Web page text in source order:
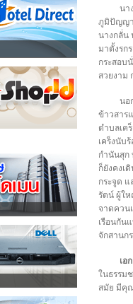
นา
ภูมิปัญญา
นางกลั่น
มาตั้งรก
กระสอบ
สวยงาม
นอ
ข้าวสาร
ตำบลเค
เคร็งนับ
กำนันสุก
ก็ยังคงเ
กระจูด
รัตน์ ผู้ใ
จาดควน
เรือนกัน
จักสานก
เอ
ในธรรม
สมัย มีคุ